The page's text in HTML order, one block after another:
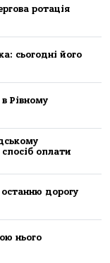
ротація
сьогодні його
Рівному
оплати
дорогу
нього